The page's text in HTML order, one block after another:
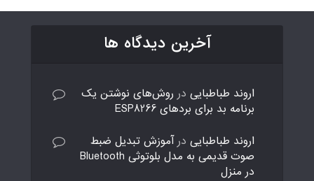
آخرین دیدگاه ها
اروند طباطبایی در روش‌های نوشتن یک
برنامه بد برای بردهای ESP8266
اروند طباطبایی درآموزش تبدیل ضبط
صوت قدیمی به مدل بلوتوثی Bluetooth
در منزل